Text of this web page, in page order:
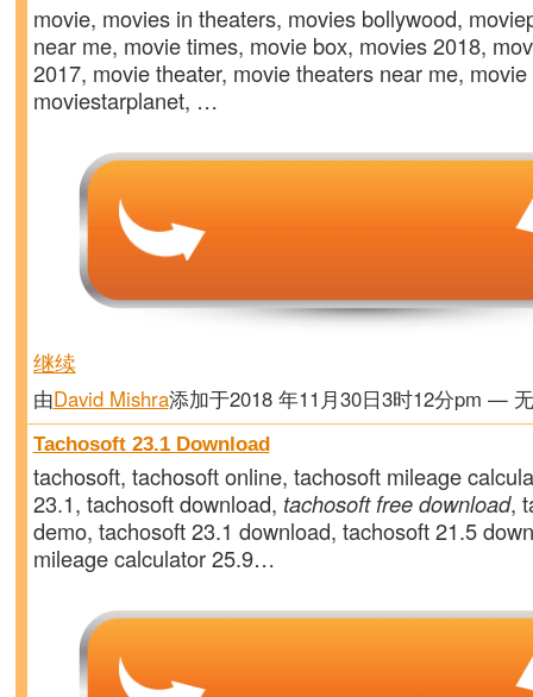
movie, movies in theaters, movies bollywood,
near me, movie times, movie box, movies 2018,
2017, movie theater, movie theaters near me, movie
moviestarplanet, …
继续
由David Mishra添加于2018 年11月30日3时12分pm —
Tachosoft 23.1 Download
tachosoft, tachosoft online, tachosoft mileage
23.1, tachosoft download, tachosoft free download,
demo, tachosoft 23.1 download, tachosoft 21.5
mileage calculator 25.9…